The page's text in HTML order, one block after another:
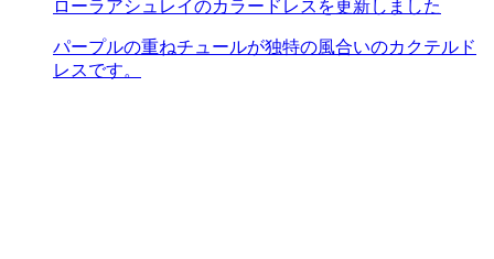
ローラアシュレイのカラードレスを更新しました
パープルの重ねチュールが独特の風合いのカクテルド
レスです。